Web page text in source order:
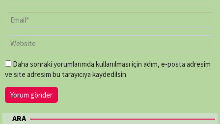
Daha sonraki yorumlarımda kullanılması için adım, e-posta adresim
ve site adresim bu tarayıcıya kaydedilsin.
ARA